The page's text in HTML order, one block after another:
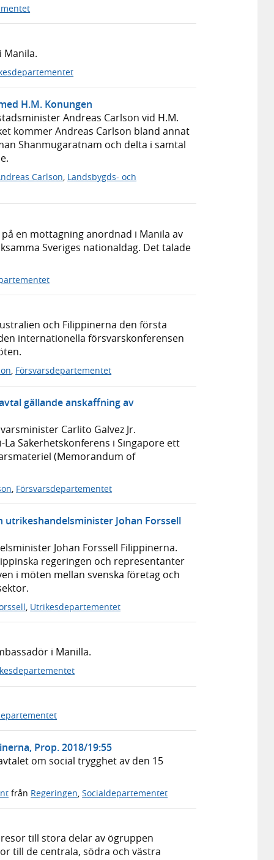
Manila.
H.M. Konungen
Andreas Carlson vid H.M.
kommer Andreas Carlson bland annat
Shanmugaratnam och delta i samtal
Carlson, Landsbygds- och
en mottagning anordnad i Manila av
Sveriges nationaldag. Det talade
och Filippinerna den första
internationella försvarskonferensen
, Försvarsdepartementet
gällande anskaffning av
Carlito Galvez Jr.
Säkerhetskonferens i Singapore ett
(Memorandum of
, Försvarsdepartementet
Johan Forssell
Johan Forssell Filippinerna.
regeringen och representanter
i möten mellan svenska företag och
Utrikesdepartementet
i Manilla.
Prop. 2018/19:55
om social trygghet av den 15
från Regeringen ,Socialdepartementet
till stora delar av ögruppen
till de centrala, södra och västra